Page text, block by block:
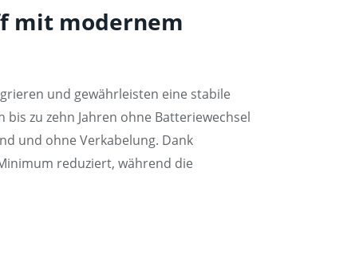
mit modernem
und gewährleisten eine stabile
zu zehn Jahren ohne Batteriewechsel
und ohne Verkabelung. Dank
reduziert, während die